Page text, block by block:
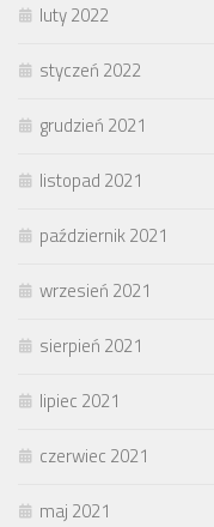
luty 2022
styczeń 2022
grudzień 2021
listopad 2021
październik 2021
wrzesień 2021
sierpień 2021
lipiec 2021
czerwiec 2021
maj 2021